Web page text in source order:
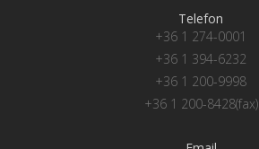
Telefon
+36 1 274-0001
+36 1 394-6232
+36 1 200-9998
+36 1 200-8428(fax)